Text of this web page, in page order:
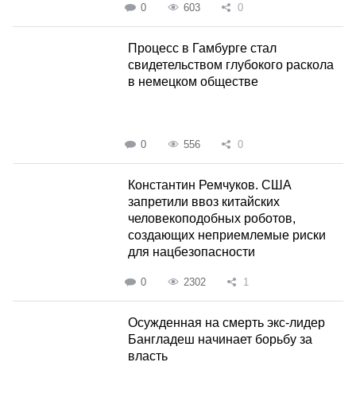
0 603 0
Процесс в Гамбурге стал
свидетельством глубокого раскола
в немецком обществе
0 556 0
Константин Ремчуков. США
запретили ввоз китайских
человекоподобных роботов,
создающих неприемлемые риски
для нацбезопасности
0 2302 1
Осужденная на смерть экс-лидер
Бангладеш начинает борьбу за
власть